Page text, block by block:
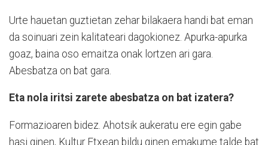
Urte hauetan guztietan zehar bilakaera handi bat eman
da soinuari zein kalitateari dagokionez. Apurka-apurka
goaz, baina oso emaitza onak lortzen ari gara.
Abesbatza on bat gara.
Eta nola iritsi zarete abesbatza on bat izatera?
Formazioaren bidez. Ahotsik aukeratu ere egin gabe
hasi ginen, Kultur Etxean bildu ginen emakume talde bat